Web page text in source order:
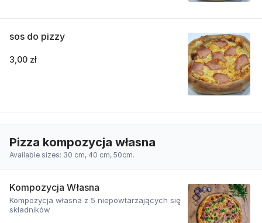
sos do pizzy
3,00 zł
Pizza kompozycja własna
Available sizes: 30 cm, 40 cm, 50cm.
Kompozycja Własna
Kompozycja własna z 5 niepowtarzających się
składników